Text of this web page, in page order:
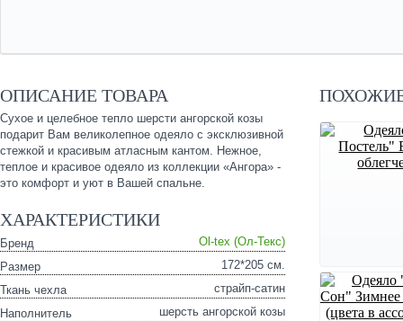
ОПИСАНИЕ ТОВАРА
Сухое и целебное тепло шерсти ангорской козы
подарит Вам великолепное одеяло с эксклюзивной
стежкой и красивым атласным кантом. Нежное,
теплое и красивое одеяло из коллекции «Ангора» -
это комфорт и уют в Вашей спальне.
ХАРАКТЕРИСТИКИ
Бренд
Ol-tex (Ол-Текс)
Размер
172*205 см.
Ткань чехла
страйп-сатин
Наполнитель
шерсть ангорской козы